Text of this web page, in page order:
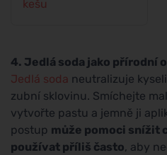
kešu
4. Jedlá soda jako přírodní
Jedlá soda neutralizuje
zubní sklovinu. Smíchejte
vytvořte pastu a jemně ji
postup může pomoci snížit
používat příliš často, aby